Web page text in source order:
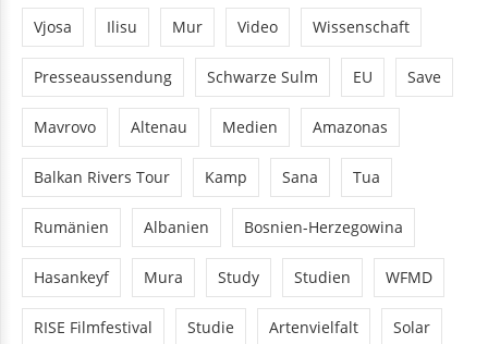
Vjosa Ilisu Mur Video Wissenschaft
Presseaussendung Schwarze Sulm EU Save
Mavrovo Altenau Medien Amazonas
Balkan Rivers Tour Kamp Sana Tua
Rumänien Albanien Bosnien-Herzegowina
Hasankeyf Mura Study Studien WFMD
RISE Filmfestival Studie Artenvielfalt Solar